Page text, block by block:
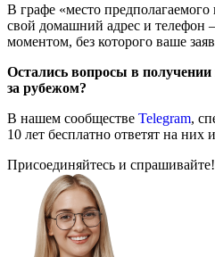
В графе «место
свой домашний адрес и телефон
моментом, без которого ваше
Остались вопросы в получении
за рубежом?
В нашем сообществе Telegram,
10 лет бесплатно ответят на них
Присоединяйтесь и спрашивайте!